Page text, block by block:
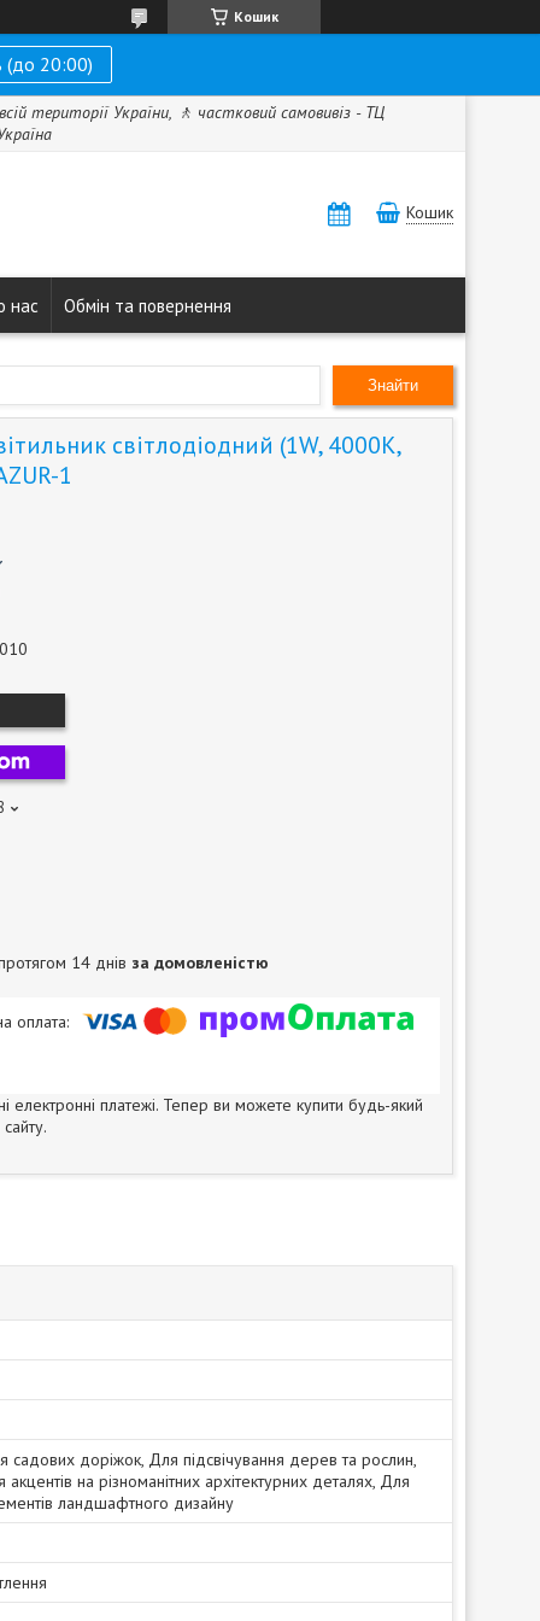
Кошик
(до 20:00)
території України, 🚶 частковий самовивіз - ТЦ
Кошик
нас Обмін та повернення
Знайти
світлодіодний (1W, 4000K,
1
14 днів за домовленістю
електронні платежі. Тепер ви можете купити будь-який
садових доріжок, Для підсвічування дерев та рослин,
на різноманітних архітектурних деталях, Для
ландшафтного дизайну